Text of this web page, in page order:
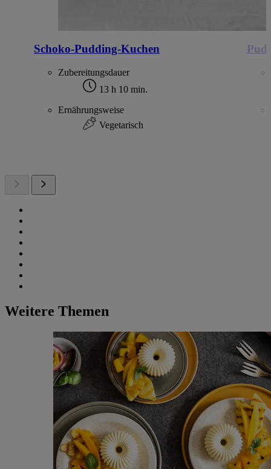
Schoko-Pudding-Kuchen
Zubereitungsdauer
13 h 10 min.
Ernährungsweise
Vegetarisch
Weitere Themen